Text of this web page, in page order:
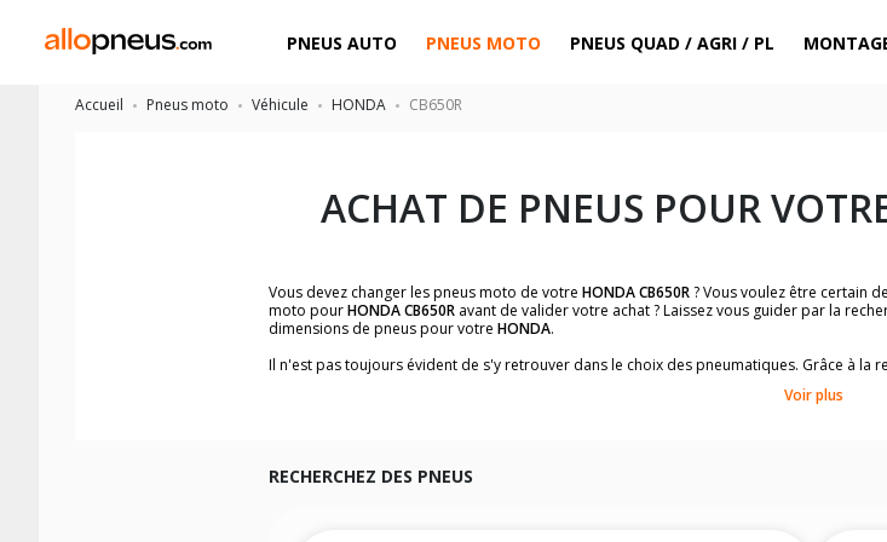
PNEUS AUTO PNEUS MOTO PNEUS QUAD / AGRI / PL
Accueil Pneus moto Véhicule HONDA CB650R
ACHAT DE PNEUS POUR
Vous devez changer les pneus moto de votre HONDA CB650R? Vous voulez être certain
moto pourHONDA CB650R avant de valider votre achat ? Laissez vous guider par la
dimensions de pneus pour votre HONDA.
Il n'est pas toujours évident de s'y retrouver dans le choix des pneumatiques. Grâce à la
Vous ne savez pas comment trouver les dimensions de vos pneus ? Ces informations
facilement.
Voir plus
RECHERCHEZ DES PNEUS